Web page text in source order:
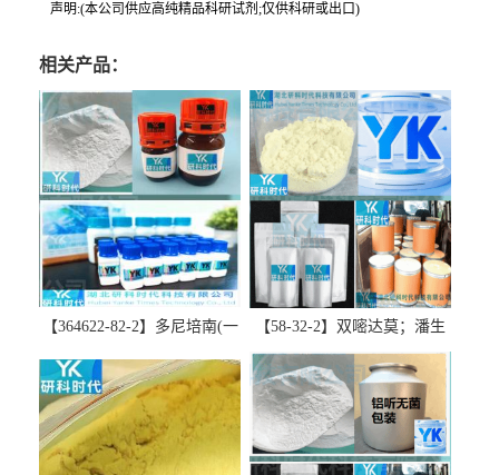
声明:(本公司供应高纯精品科研试剂;仅供科研或出口)
相关产品：
【364622-82-2】多尼培南(一
精品科研试剂-湖北研科时代
科技-“研”无止境;“科”学创
新！支持三方验证；支持定
制；检测图谱；MSDS等技术
【58-32-2】双嘧达莫；潘生
丁-精品科研试剂-湖北研科时
代科技-“研”无止境;“科”学创
新！支持三方验证；支持定
制；检测图谱；MSDS等技术
支持！